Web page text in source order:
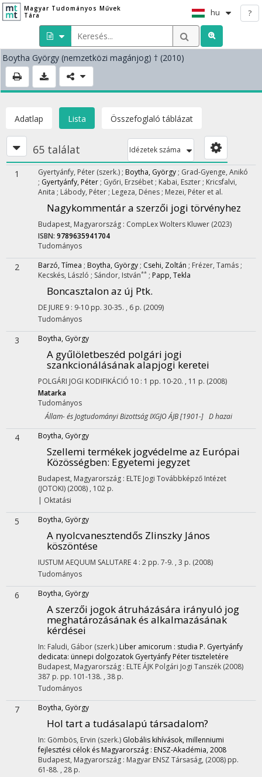
Magyar Tudományos Művek
Tára
hu ?
Boytha György (nemzetközi magánjog) † (2010)
Adatlap Lista Összefoglaló táblázat
65 találat Idézetek száma
1 Gyertyánfy, Péter (szerk.) ; Boytha, György ; Grad-Gyenge, Anikó
; Gyertyánfy, Péter ; Győri, Erzsébet ; Kabai, Eszter ; Kricsfalvi,
Anita ; Lábody, Péter ; Legeza, Dénes ; Mezei, Péter et al.
Nagykommentár a szerzői jogi törvényhez
Budapest, Magyarország : CompLex Wolters Kluwer (2023)
ISBN: 9789635941704
Tudományos
2 Barzó, Tímea ; Boytha, György ; Csehi, Zoltán ; Frézer, Tamás ;
Kecskés, László ; Sándor, István** ; Papp, Tekla
Boncasztalon az új Ptk.
DE JURE 9 : 9-10 pp. 30-35. , 6 p. (2009)
Tudományos
3 Boytha, György
A gyűlöletbeszéd polgári jogi
szankcionálásának alapjogi keretei
POLGÁRI JOGI KODIFIKÁCIÓ 10 : 1 pp. 10-20. , 11 p. (2008)
Matarka
Tudományos
Állam- és Jogtudományi Bizottság IXGJO ÁJB [1901-] D hazai
4 Boytha, György
Szellemi termékek jogvédelme az Európai
Közösségben: Egyetemi jegyzet
Budapest, Magyarország : ELTE Jogi Továbbképző Intézet
(JOTOKI) (2008) , 102 p.
| Oktatási
5 Boytha, György
A nyolcvanesztendős Zlinszky János
köszöntése
IUSTUM AEQUUM SALUTARE 4: 2 pp. 7-9. , 3 p. (2008)
Tudományos
6 Boytha, György
A szerzői jogok átruházására irányuló jog
meghatározásának és alkalmazásának
kérdései
In: Faludi, Gábor (szerk.) Liber amicorum : studia P. Gyertyánfy
dedicata: ünnepi dolgozatok Gyertyánfy Péter tiszteletére
Budapest, Magyarország : ELTE ÁJK Polgári Jogi Tanszék (2008)
387 p. pp. 101-138. , 38 p.
Tudományos
7 Boytha, György
Hol tart a tudásalapú társadalom?
In: Gömbös, Ervin (szerk.) Globális kihívások, millenniumi
fejlesztési célok és Magyarország : ENSZ-Akadémia, 2008
Budapest, Magyarország : Magyar ENSZ Társaság, (2008) pp.
61-88. , 28 p.